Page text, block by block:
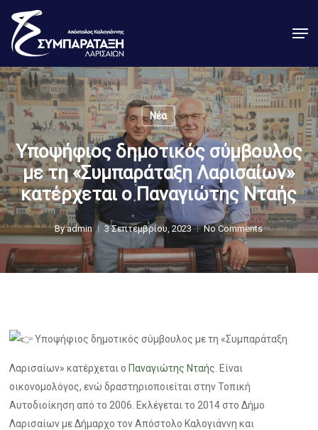
main
Νέα
Υποψήφιος δημοτικός σύμβουλος
με τη «Συμπαράταξη Λαρισαίων»
κατέρχεται ο Παναγιώτης Νταής
By admin 3 Σεπτεμβρίου, 2023 No Comments
Υποψήφιος δημοτικός σύμβουλος με τη «Συμπαράταξη
Λαρισαίων» κατέρχεται ο Παναγιώτης Νταής . Είναι
οικονομολόγος, ενώ δραστηριοποιείται στην Τοπική
Αυτοδιοίκηση από το 2006. Εκλέγεται το 2014 στο Δήμο
Λαρισαίων με Δήμαρχο τον Απόστολο Καλογιάννη και